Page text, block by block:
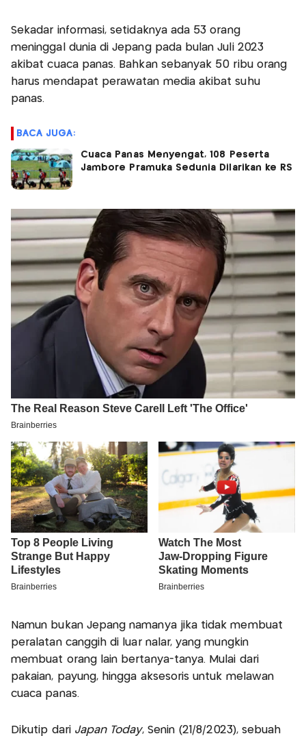
Sekadar informasi, setidaknya ada 53 orang
meninggal dunia di Jepang pada bulan Juli 2023
akibat cuaca panas. Bahkan sebanyak 50 ribu orang
harus mendapat perawatan media akibat suhu
panas.
BACA JUGA:
Cuaca Panas Menyengat, 108 Peserta
Jambore Pramuka Sedunia Dilarikan ke RS
Namun bukan Jepang namanya jika tidak membuat
peralatan canggih di luar nalar, yang mungkin
membuat orang lain bertanya-tanya. Mulai dari
pakaian, payung, hingga aksesoris untuk melawan
cuaca panas.
Dikutip dari Japan Today, Senin (21/8/2023), sebuah